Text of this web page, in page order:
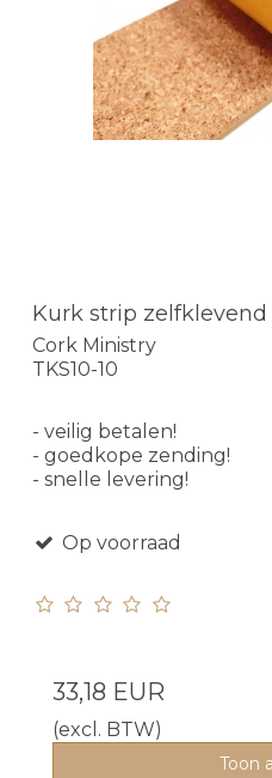
Kurk strip zelfklevend
Cork Ministry
TKS10-10
- veilig betalen!
- goedkope zending!
- snelle levering!
Op voorraad
33,18 EUR
(excl. BTW)
Toon